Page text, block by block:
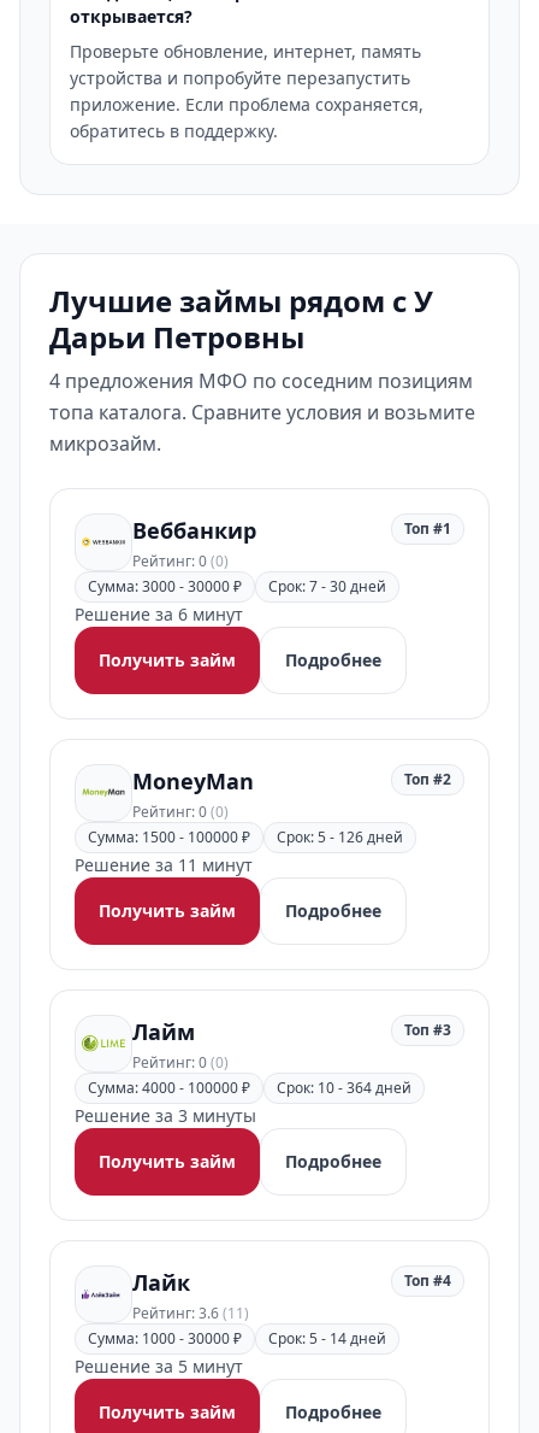
открывается?
Проверьте обновление, интернет, память
устройства и попробуйте перезапустить
приложение. Если проблема сохраняется,
обратитесь в поддержку.
Лучшие займы рядом с У
Дарьи Петровны
4 предложения МФО по соседним позициям
топа каталога. Сравните условия и возьмите
микрозайм.
Веббанкир
Рейтинг: 0(0)
Топ #1
Сумма: 3000 - 30000 ₽ Срок: 7 - 30 дней
Решение за 6 минут
Получить займ
Подробнее
MoneyMan
Рейтинг: 0(0)
Топ #2
Сумма: 1500 - 100000 ₽ Срок: 5 - 126 дней
Решение за 11 минут
Получить займ
Подробнее
Лайм
Рейтинг: 0(0)
Топ #3
Сумма: 4000 - 100000 ₽ Срок: 10 - 364 дней
Решение за 3 минуты
Получить займ
Подробнее
Лайк
Рейтинг: 3.6(11)
Топ #4
Сумма: 1000 - 30000 ₽ Срок: 5 - 14 дней
Решение за 5 минут
Получить займ
Подробнее